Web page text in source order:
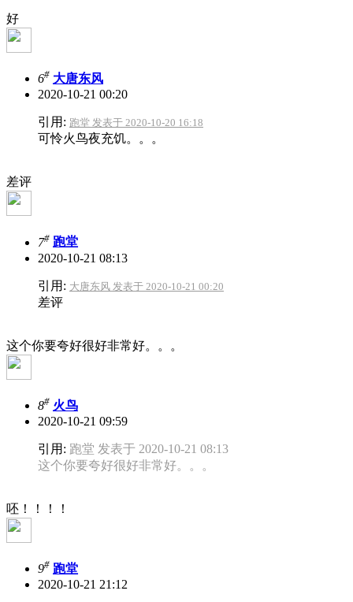
好
6# 大唐东风
2020-10-21 00:20
引用: 跑堂 发表于 2020-10-20 16:18
可怜火鸟夜充饥。。。
差评
7# 跑堂
2020-10-21 08:13
引用: 大唐东风 发表于 2020-10-21 00:20
差评
这个你要夸好很好非常好。。。
8# 火鸟
2020-10-21 09:59
引用: 跑堂 发表于 2020-10-21 08:13
这个你要夸好很好非常好。。。
呸！！！！
9# 跑堂
2020-10-21 21:12